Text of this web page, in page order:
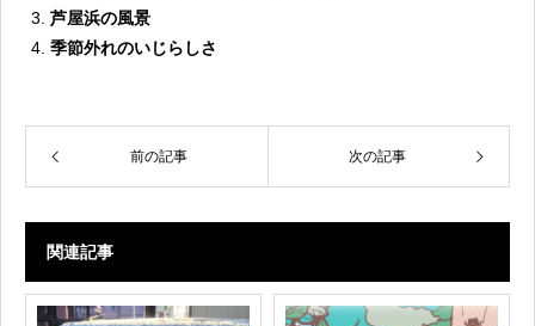
芦屋浜の風景
季節外れのいじらしさ
前の記事 次の記事
関連記事